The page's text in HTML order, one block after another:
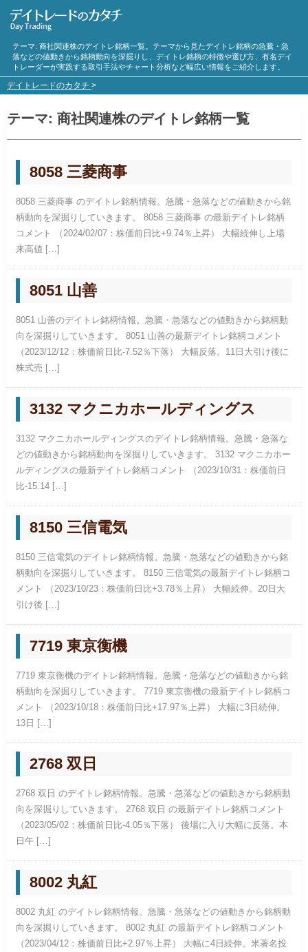
テーマ: 商社関連株のデイトレ銘柄一覧。テーマから見たデイトレ銘柄の急騰・急
落などの値動きから銘柄動向を深掘りし、デイトレ銘柄の特徴や選び方、有名デイ
トレーダーが実践する取引手法やチャート分析など幅広い情報をご紹介します。
デイトレードのカタチ >
テーマ: 商社関連株のデイトレ銘柄一覧
8058 三菱商事
8058 三菱商事 のデイトレ銘柄情報。急騰・急落などの値動きから銘
柄動向を深掘りしていきます。 8058 三菱商事 の最新デイトレ銘柄
コメント （2024/02/07：株価前日比+9.74％上昇） 大幅続伸し上場
来高値 […]
8051 山善
8051 山善のデイトレ銘柄情報。急騰・急落などの値動きから銘柄動
向を深掘りしていきます。 8051 山善の最新デイトレ銘柄コメント
（2023/12/12：株価前日比-7.52％下落） 大幅反落。11日大引け後に
株式売 […]
3132 マクニカホールディングス
3132 マクニカホールディングスのデイトレ銘柄情報。急騰・急落な
どの値動きから銘柄動向を深掘りしていきます。 3132 マクニカホー
ルディングスの最新デイトレ銘柄コメント （2023/10/31：株価前日
比-15.14 […]
8150 三信電気
8150 三信電気のデイトレ銘柄情報。急騰・急落などの値動きから銘
柄動向を深掘りしていきます。 8150 三信電気の最新デイトレ銘柄コ
メント （2023/10/23：株価前日比+3.78％上昇） 大幅続伸。20日大
引け後 […]
7719 東京衡機
7719 東京衡機のデイトレ銘柄情報。急騰・急落などの値動きから銘
柄動向を深掘りしていきます。 7719 東京衡機の最新デイトレ銘柄コ
メント （2023/10/18：株価前日比+17.97％上昇） 大幅に3日続伸。
13日 […]
2768 双日
2768 双日 のデイトレ銘柄情報。急騰・急落などの値動きから銘柄動
向を深掘りしていきます。 2768 双日 の最新デイトレ銘柄コメント
（2023/05/02：株価前日比-4.05％下落） 後場に入り大幅に反落。本
日午 […]
8002 丸紅
8002 丸紅 のデイトレ銘柄情報。急騰・急落などの値動きから銘柄動
向を深掘りしていきます。 8002 丸紅 の最新デイトレ銘柄コメント
（2023/04/12：株価前日比+2.97％上昇） 大幅に4日続伸。米著名投